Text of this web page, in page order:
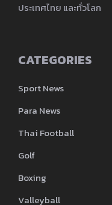
ประเทศไทย และทั่วโลก
CATEGORIES
Sport News
Para News
Thai Football
Golf
Boxing
Valleyball